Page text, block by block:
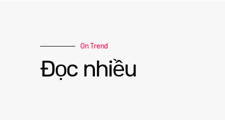
On Trend
Đọc nhiều